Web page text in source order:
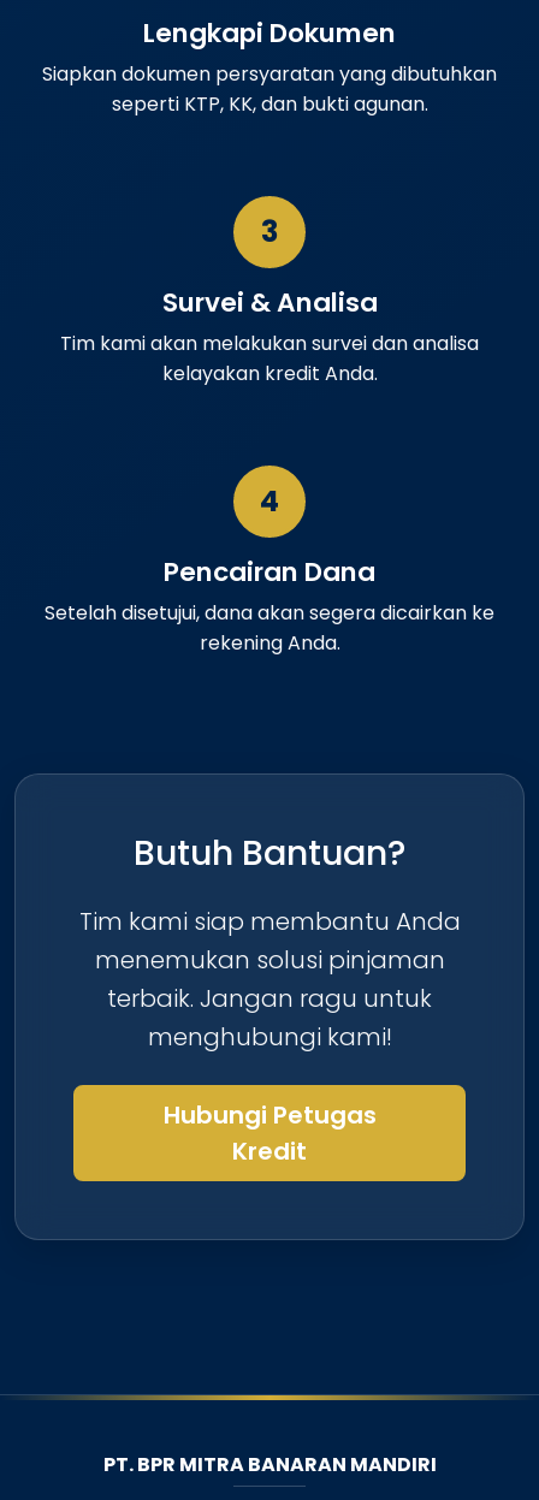
Lengkapi Dokumen
Siapkan dokumen persyaratan yang dibutuhkan
seperti KTP, KK, dan bukti agunan.
3
Survei & Analisa
Tim kami akan melakukan survei dan analisa
kelayakan kredit Anda.
4
Pencairan Dana
Setelah disetujui, dana akan segera dicairkan ke
rekening Anda.
Butuh Bantuan?
Tim kami siap membantu Anda
menemukan solusi pinjaman
terbaik. Jangan ragu untuk
menghubungi kami!
Hubungi Petugas
Kredit
PT. BPR MITRA BANARAN MANDIRI